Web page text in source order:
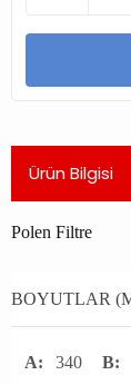
Ürün Bilgisi
Polen Filtre
BOYUTLAR
A: 340 B: